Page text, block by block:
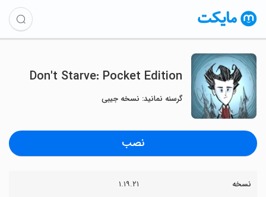
Don't Starve: Pocket Edition
گرسنه نمانید: نسخه جیبی
نصب
نسخه ۱.۱۹.۲۱